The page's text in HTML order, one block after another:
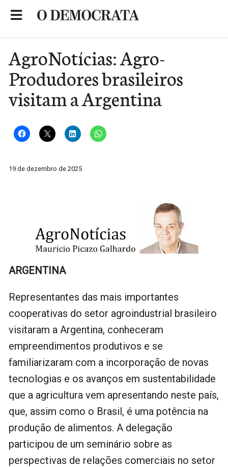
AgroNotícias: Agro-
Produdores brasileiros
visitam a Argentina
19 de dezembro de 2025
ARGENTINA
Representantes das mais importantes
cooperativas do setor agroindustrial brasileiro
visitaram a Argentina, conheceram
empreendimentos produtivos e se
familiarizaram com a incorporação de novas
tecnologias e os avanços em sustentabilidade
que a agricultura vem apresentando neste país,
que, assim como o Brasil, é uma potência na
produção de alimentos. A delegação
participou de um seminário sobre as
perspectivas de relações comerciais no setor